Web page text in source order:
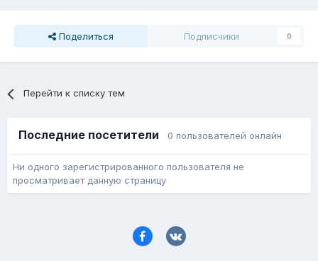
Поделиться Подписчики 0
Перейти к списку тем
Последние посетители 0 пользователей онлайн
Ни одного зарегистрированного пользователя не
просматривает данную страницу